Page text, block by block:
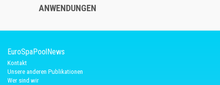
ANWENDUNGEN
EuroSpaPoolNews
Kontakt
Unsere anderen Publikationen
Wer sind wir